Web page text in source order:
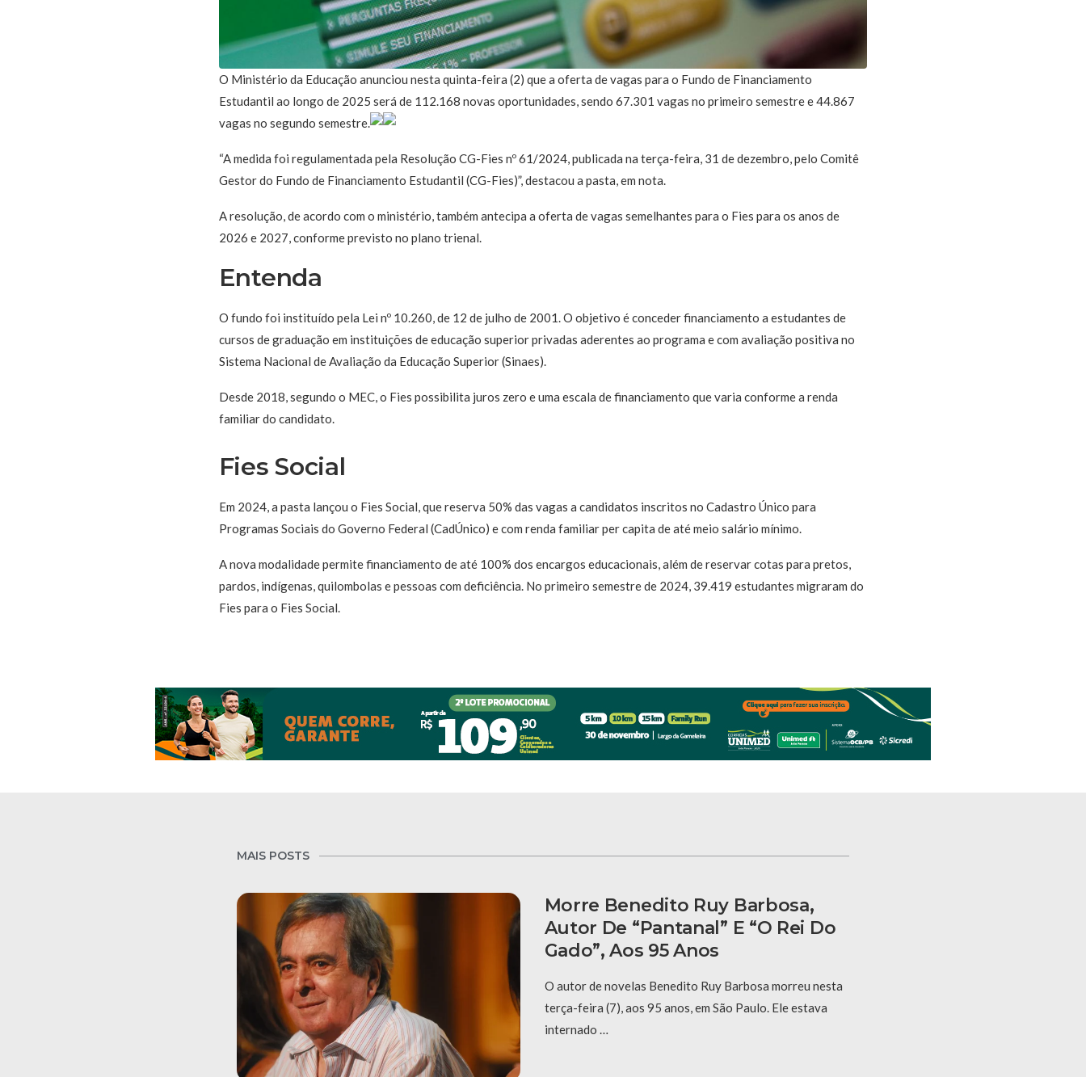
O Ministério da Educação anunciou nesta quinta-feira (2) que a oferta de vagas para o Fundo de Financiamento
Estudantil ao longo de 2025 será de 112.168 novas oportunidades, sendo 67.301 vagas no primeiro semestre e 44.867
vagas no segundo semestre.
“A medida foi regulamentada pela Resolução CG-Fies nº 61/2024, publicada na terça-feira, 31 de dezembro, pelo Comitê
Gestor do Fundo de Financiamento Estudantil (CG-Fies)”, destacou a pasta, em nota.
A resolução, de acordo com o ministério, também antecipa a oferta de vagas semelhantes para o Fies para os anos de
2026 e 2027, conforme previsto no plano trienal.
Entenda
O fundo foi instituído pela Lei nº 10.260, de 12 de julho de 2001. O objetivo é conceder financiamento a estudantes de
cursos de graduação em instituições de educação superior privadas aderentes ao programa e com avaliação positiva no
Sistema Nacional de Avaliação da Educação Superior (Sinaes).
Desde 2018, segundo o MEC, o Fies possibilita juros zero e uma escala de financiamento que varia conforme a renda
familiar do candidato.
Fies Social
Em 2024, a pasta lançou o Fies Social, que reserva 50% das vagas a candidatos inscritos no Cadastro Único para
Programas Sociais do Governo Federal (CadÚnico) e com renda familiar per capita de até meio salário mínimo.
A nova modalidade permite financiamento de até 100% dos encargos educacionais, além de reservar cotas para pretos,
pardos, indígenas, quilombolas e pessoas com deficiência. No primeiro semestre de 2024, 39.419 estudantes migraram do
Fies para o Fies Social.
MAIS POSTS
Morre Benedito Ruy Barbosa,
Autor De “Pantanal” E “O Rei Do
Gado”, Aos 95 Anos
O autor de novelas Benedito Ruy Barbosa morreu nesta
terça-feira (7), aos 95 anos, em São Paulo. Ele estava
internado …